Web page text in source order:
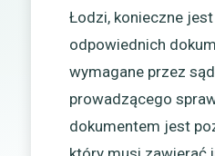
Łodzi, konieczne
odpowiednich
wymagane przez
prowadzącego
dokumentem jest